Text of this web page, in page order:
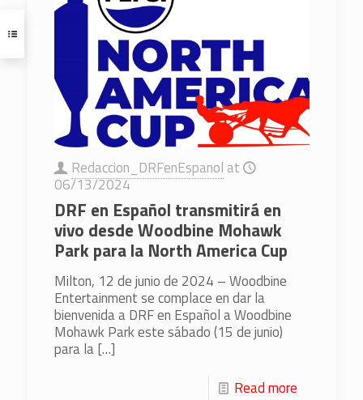
Redaccion_DRFenEspanol at
06/13/2024
DRF en Español transmitirá en
vivo desde Woodbine Mohawk
Park para la North America Cup
Milton, 12 de junio de 2024 – Woodbine
Entertainment se complace en dar la
bienvenida a DRF en Español a Woodbine
Mohawk Park este sábado (15 de junio)
para la[…]
Read more